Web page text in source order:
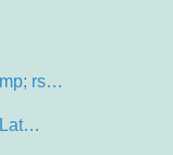
rs…
Lat…